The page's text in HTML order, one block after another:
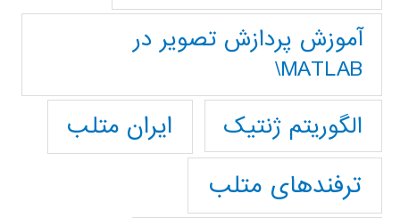
آموزش پردازش تصوير در
MATLAB\
الگوریتم ژنتیک
ایران متلب
ترفندهای متلب